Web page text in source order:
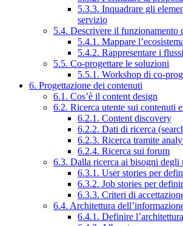
5.3.3. Inquadrare gli
servizio
5.4. Descrivere il funzionamento
5.4.1. Mappare
5.4.2. Rappresentare i
5.5. Co-progettare le soluzioni
5.5.1. Workshop di co-
6. Progettazione dei contenuti
6.1. Cos’è il content design
6.2. Ricerca utente sui contenuti
6.2.1. Content discovery
6.2.2. Dati di ricerca
6.2.3. Ricerca tramite
6.2.4. Ricerca sui forum
6.3. Dalla ricerca ai bisogni degli
6.3.1. User stories per
6.3.2. Job stories per
6.3.3. Criteri di
6.4. Architettura
6.4.1. Definire